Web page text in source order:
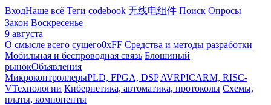
ВходНаше всё Теги codebook 无线电组件 Поиск Опросы
Закон Воскресенье
9 августа
О смысле всего сущего0xFF Средства и методы разработки
Мобильная и беспроводная связь Блошиный
рынокОбъявления
МикроконтроллерыPLD, FPGA, DSP AVRPICARM, RISC-
VТехнологии Кибернетика, автоматика, протоколы Схемы,
платы, компоненты